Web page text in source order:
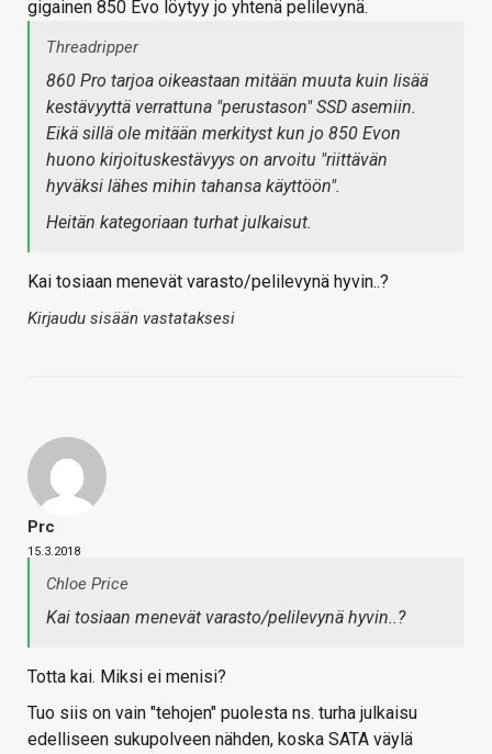
gigainen 850 Evo löytyy jo yhtenä pelilevynä.
Threadripper
860 Pro tarjoa oikeastaan mitään muuta kuin lisää
kestävyyttä verrattuna "perustason" SSD asemiin.
Eikä sillä ole mitään merkityst kun jo 850 Evon
huono kirjoituskestävyys on arvoitu "riittävän
hyväksi lähes mihin tahansa käyttöön".
Heitän kategoriaan turhat julkaisut.
Kai tosiaan menevät varasto/pelilevynä hyvin..?
Kirjaudu sisään vastataksesi
Prc
15.3.2018
Chloe Price
Kai tosiaan menevät varasto/pelilevynä hyvin..?
Totta kai. Miksi ei menisi?
Tuo siis on vain "tehojen" puolesta ns. turha julkaisu
edelliseen sukupolveen nähden, koska SATA väylä